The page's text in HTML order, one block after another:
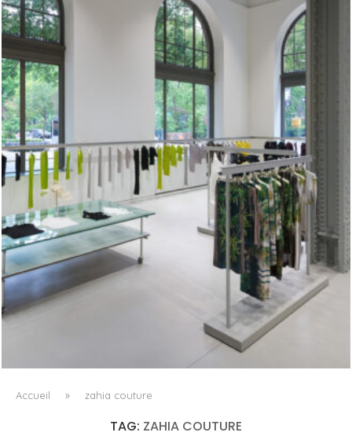
ISSEY MIYAKE AU 45 MADISON AVENUE : LE PLI COMME
PRINCIPE ARCHITECTURAL
Accueil » zahia couture
TAG: ZAHIA COUTURE